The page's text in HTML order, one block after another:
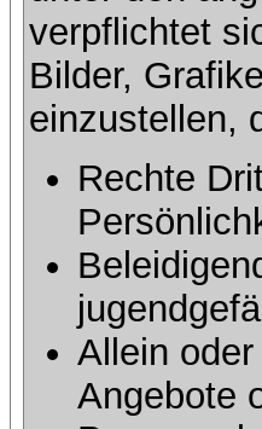
verpflichtet
Bilder,
einzustellen,
Rechte
Allein
Angebote